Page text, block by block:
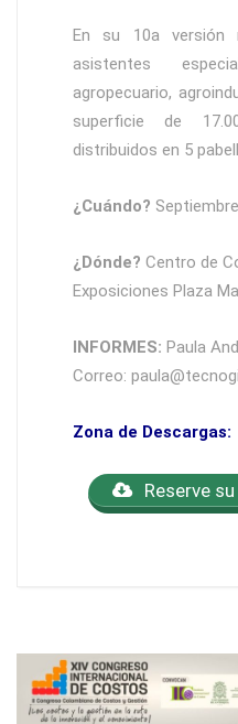
En su 10a versión
asistentes
agropecuario,
superficie de
distribuidos en 5
¿Cuándo?
¿Dónde? Centro de
Exposiciones Plaza
INFORMES: Paula
Correo:
Zona de Descargas:
Reserve